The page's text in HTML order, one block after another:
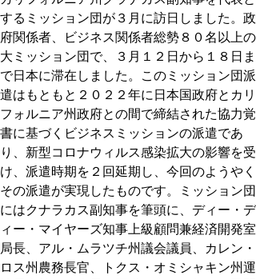
するミッション団が３月に訪日しました。政
府関係者、ビジネス関係者総勢８０名以上の
大ミッション団で、３月１２日から１８日ま
で日本に滞在しました。このミッション団派
遣はもともと２０２２年に日本国政府とカリ
フォルニア州政府との間で締結された協力覚
書に基づくビジネスミッションの派遣であ
り、新型コロナウィルス感染拡大の影響を受
け、派遣時期を２回延期し、今回のようやく
その派遣が実現したものです。ミッション団
にはクナラカス副知事を筆頭に、ディー・デ
ィー・マイヤーズ知事上級顧問兼経済開発室
局長、アル・ムラツチ州議会議員、カレン・
ロス州農務長官、トクス・オミシャキン州運